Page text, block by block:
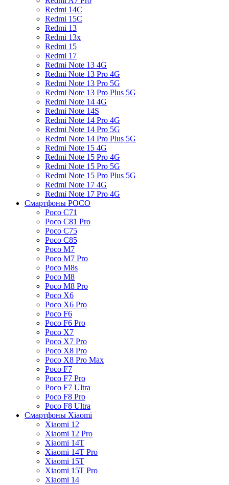
Redmi 14C
Redmi 15C
Redmi 13
Redmi 13x
Redmi 15
Redmi 17
Redmi Note 13 4G
Redmi Note 13 Pro 4G
Redmi Note 13 Pro 5G
Redmi Note 13 Pro Plus 5G
Redmi Note 14 4G
Redmi Note 14S
Redmi Note 14 Pro 4G
Redmi Note 14 Pro 5G
Redmi Note 14 Pro Plus 5G
Redmi Note 15 4G
Redmi Note 15 Pro 4G
Redmi Note 15 Pro 5G
Redmi Note 15 Pro Plus 5G
Redmi Note 17 4G
Redmi Note 17 Pro 4G
Смартфоны POCO
Poco C71
Poco C81 Pro
Poco C75
Poco C85
Poco M7
Poco M7 Pro
Poco M8s
Poco M8
Poco M8 Pro
Poco X6
Poco X6 Pro
Poco F6
Poco F6 Pro
Poco X7
Poco X7 Pro
Poco X8 Pro
Poco X8 Pro Max
Poco F7
Poco F7 Pro
Poco F7 Ultra
Poco F8 Pro
Poco F8 Ultra
Смартфоны Xiaomi
Xiaomi 12
Xiaomi 12 Pro
Xiaomi 14T
Xiaomi 14T Pro
Xiaomi 15T
Xiaomi 15T Pro
Xiaomi 14